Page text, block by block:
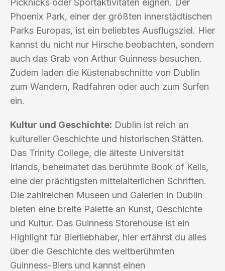
Picknicks oder Sportaktivitäten eignen. Der
Phoenix Park, einer der größten innerstädtischen
Parks Europas, ist ein beliebtes Ausflugsziel. Hier
kannst du nicht nur Hirsche beobachten, sondern
auch das Grab von Arthur Guinness besuchen.
Zudem laden die Küstenabschnitte von Dublin
zum Wandern, Radfahren oder auch zum Surfen
ein.
Kultur und Geschichte: Dublin ist reich an
kultureller Geschichte und historischen Stätten.
Das Trinity College, die älteste Universität
Irlands, beheimatet das berühmte Book of Kells,
eine der prächtigsten mittelalterlichen Schriften.
Die zahlreichen Museen und Galerien in Dublin
bieten eine breite Palette an Kunst, Geschichte
und Kultur. Das Guinness Storehouse ist ein
Highlight für Bierliebhaber, hier erfährst du alles
über die Geschichte des weltberühmten
Guinness-Biers und kannst einen